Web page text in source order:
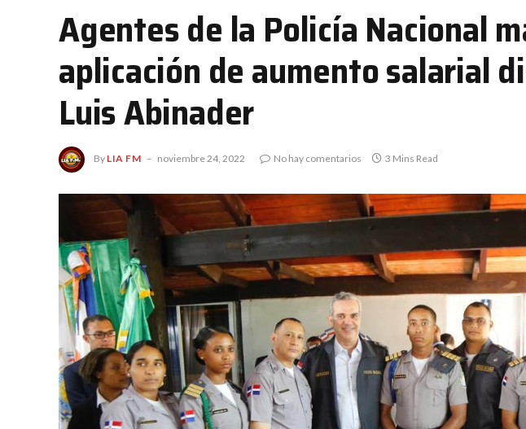
Agentes de la Policía Nacional
aplicación de aumento salarial
Luis Abinader
By LIA FM noviembre 24, 2022 No hay comentarios 3 Mins Read